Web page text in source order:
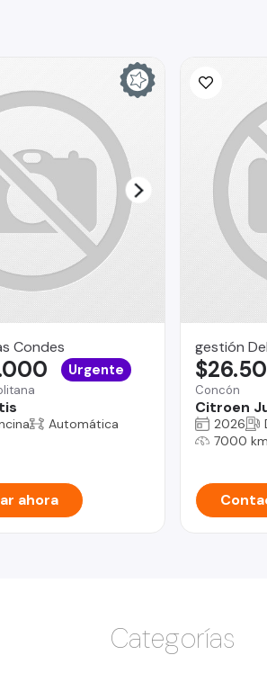
Condes
Urgente
Automática
ahora
gestión
Concón
Citroen
2026
7000 km
Categorías